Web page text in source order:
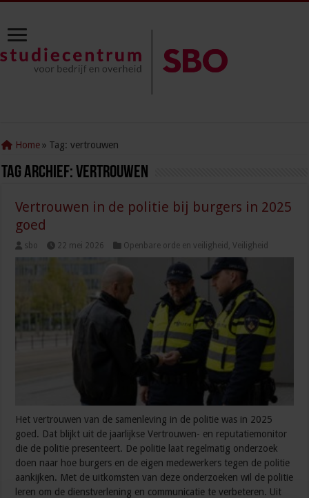
Home » Tag:vertrouwen
Tag Archief: vertrouwen
Vertrouwen in de politie bij burgers in 2025
goed
sbo 22 mei 2026 Openbare orde en veiligheid ,Veiligheid
Het vertrouwen van de samenleving in de politie was in 2025
goed. Dat blijkt uit de jaarlijkse Vertrouwen- en reputatiemonitor
die de politie presenteert. De politie laat regelmatig onderzoek
doen naar hoe burgers en de eigen medewerkers tegen de politie
aankijken. Met de uitkomsten van deze onderzoeken wil de politie
leren om de dienstverlening en communicatie te verbeteren. Uit